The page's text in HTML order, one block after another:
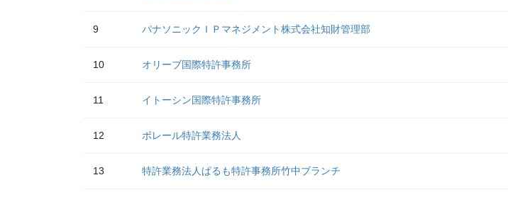
9 パナソニックＩＰマネジメント株式会社知財管理部
10 オリーブ国際特許事務所
11 イトーシン国際特許事務所
12 ポレール特許業務法人
13 特許業務法人ぱるも特許事務所竹中ブランチ